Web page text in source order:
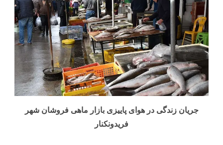
جریان زندگی در هوای پاییزی بازار ماهی فروشان شهر
فریدونکنار